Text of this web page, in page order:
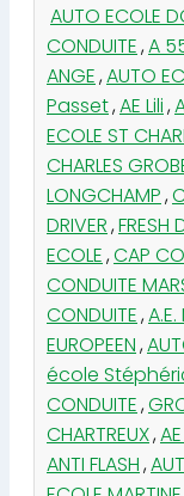
AUTO ECOLE
CONDUITE,A
ANGE,AUTO
Passet,AE Lili,
ECOLE ST
CHARLES
LONGCHAMP,
DRIVER,FRESH
ECOLE,CAP
CONDUITE
CONDUITE,
EUROPEEN,
école
CONDUITE,
CHARTREUX,
ANTI FLASH,